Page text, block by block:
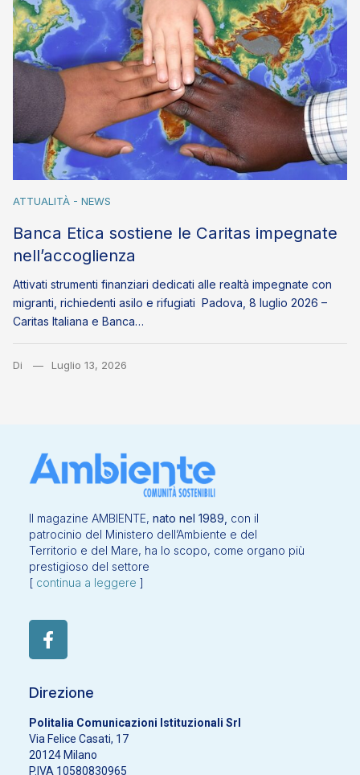
ATTUALITÀ - NEWS
Banca Etica sostiene le Caritas impegnate
nell’accoglienza
Attivati strumenti finanziari dedicati alle realtà impegnate con
migranti, richiedenti asilo e rifugiati Padova, 8 luglio 2026 –
Caritas Italiana e Banca…
Di Luglio 13, 2026
Il magazine AMBIENTE, nato nel 1989, con il
patrocinio del Ministero dell’Ambiente e del
Territorio e del Mare, ha lo scopo, come organo più
prestigioso del settore
[ continua a leggere ]
Direzione
Politalia Comunicazioni Istituzionali Srl
Via Felice Casati, 17
20124 Milano
P.IVA 10580830965